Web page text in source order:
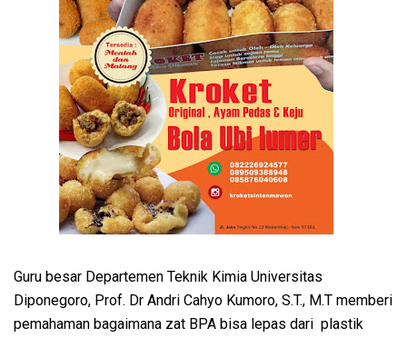
Guru besar Departemen Teknik Kimia Universitas
Diponegoro, Prof. Dr Andri Cahyo Kumoro, S.T., M.T memberi
pemahaman bagaimana zat BPA bisa lepas dari plastik